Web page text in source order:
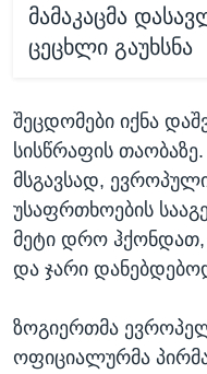
მამაკაცმა
ცეცხლი გაუხსნა
შეცდომები იქნა
სისწრაფის
მსგავსად,
უსაფრთხოების
მეტი დრო ჰქონდათ,
და ჯარი
ზოგიერთმა
ოფიციალურმა პირმა